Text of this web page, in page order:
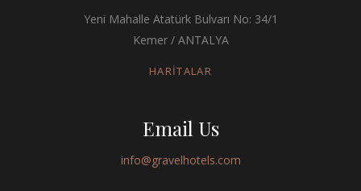
Yeni Mahalle Atatürk Bulvarı No: 34/1
Kemer / ANTALYA
HARİTALAR
Email Us
info@gravelhotels.com